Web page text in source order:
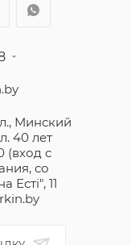
Минский
40 лет
(вход с
со
Естi", 11